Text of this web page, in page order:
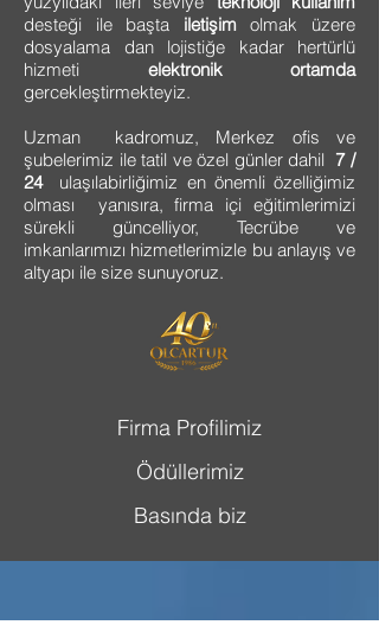
desteği ile başta iletişimolmak üzere
dosyalama dan lojistiğe kadar hertürlü
hizmeti elektronik ortamda
gercekleştirmekteyiz.
Uzman kadromuz, Merkez ofis ve
şubelerimiz ile tatil ve özel günler dahil 7 /
24ulaşılabirliğimiz en önemli özelliğimiz
olması yanısıra, firma içi eğitimlerimizi
sürekli güncelliyor, Tecrübe ve
imkanlarımızı hizmetlerimizle bu anlayış ve
altyapı ile size sunuyoruz.
Firma Profilimiz
Ödüllerimiz
Basında biz